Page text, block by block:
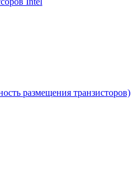
размещения транзисторов)